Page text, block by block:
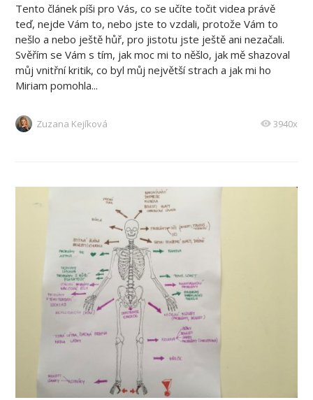
Tento článek píši pro Vás, co se učíte točit videa právě
teď, nejde Vám to, nebo jste to vzdali, protože Vám to
nešlo a nebo ještě hůř, pro jistotu jste ještě ani nezačali.
Svěřím se Vám s tím, jak moc mi to něšlo, jak mě shazoval
můj vnitřní kritik, co byl můj největší strach a jak mi ho
Miriam pomohla...
Zuzana Kejíková 3940x